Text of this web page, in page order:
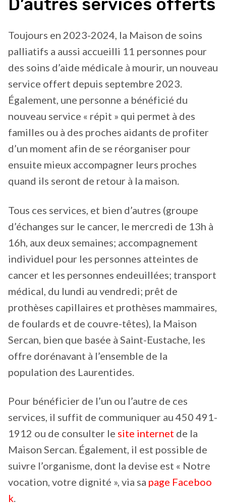
D’autres services offerts
Toujours en 2023-2024, la Maison de soins
palliatifs a aussi accueilli 11 personnes pour
des soins d’aide médicale à mourir, un nouveau
service offert depuis septembre 2023.
Également, une personne a bénéficié du
nouveau service « répit » qui permet à des
familles ou à des proches aidants de profiter
d’un moment afin de se réorganiser pour
ensuite mieux accompagner leurs proches
quand ils seront de retour à la maison.
Tous ces services, et bien d’autres (groupe
d’échanges sur le cancer, le mercredi de 13h à
16h, aux deux semaines; accompagnement
individuel pour les personnes atteintes de
cancer et les personnes endeuillées; transport
médical, du lundi au vendredi; prêt de
prothèses capillaires et prothèses mammaires,
de foulards et de couvre-têtes), la Maison
Sercan, bien que basée à Saint-Eustache, les
offre dorénavant à l’ensemble de la
population des Laurentides.
Pour bénéficier de l’un ou l’autre de ces
services, il suffit de communiquer au 450 491-
1912 ou de consulter le site internet de la
Maison Sercan. Également, il est possible de
suivre l’organisme, dont la devise est « Notre
vocation, votre dignité », via sa page Faceboo
k.